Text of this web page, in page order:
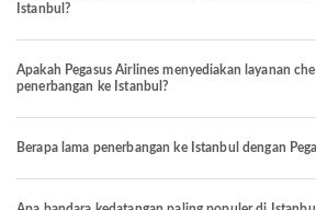
Istanbul?
Apakah Pegasus Airlines menyediakan layanan
penerbangan ke Istanbul?
Berapa lama penerbangan ke Istanbul dengan